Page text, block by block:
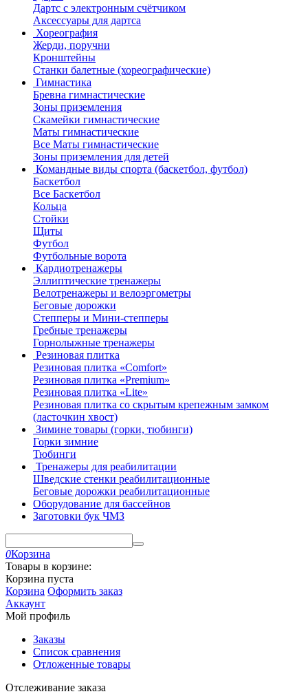
Дартс с электронным счётчиком
Аксессуары для дартса
Хореография
Жерди, поручни
Кронштейны
Станки балетные (хореографические)
Гимнастика
Бревна гимнастические
Зоны приземления
Скамейки гимнастические
Маты гимнастические
Все Маты гимнастические
Зоны приземления для детей
Командные виды спорта (баскетбол, футбол)
Баскетбол
Все Баскетбол
Кольца
Стойки
Щиты
Футбол
Футбольные ворота
Кардиотренажеры
Эллиптические тренажеры
Велотренажеры и велоэргометры
Беговые дорожки
Степперы и Мини-степперы
Гребные тренажеры
Горнолыжные тренажеры
Резиновая плитка
Резиновая плитка «Comfort»
Резиновая плитка «Premium»
Резиновая плитка «Lite»
Резиновая плитка со скрытым крепежным замком
(ласточкин хвост)
Зимине товары (горки, тюбинги)
Горки зимние
Тюбинги
Тренажеры для реабилитации
Шведские стенки реабилитационные
Беговые дорожки реабилитационные
Оборудование для бассейнов
Заготовки бук ЧМЗ
0Корзина
Товары в корзине:
Корзина пуста
Корзина Оформить заказ
Аккаунт
Мой профиль
Заказы
Список сравнения
Отложенные товары
Отслеживание заказа